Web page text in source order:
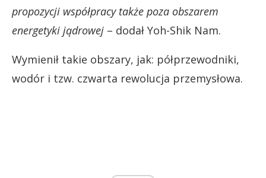
propozycji współpracy także poza obszarem
energetyki jądrowej – dodał Yoh-Shik Nam.
Wymienił takie obszary, jak: półprzewodniki,
wodór i tzw. czwarta rewolucja przemysłowa.